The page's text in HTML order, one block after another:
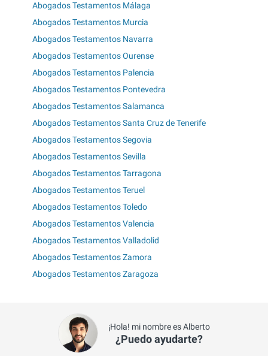
Abogados Testamentos Málaga
Abogados Testamentos Murcia
Abogados Testamentos Navarra
Abogados Testamentos Ourense
Abogados Testamentos Palencia
Abogados Testamentos Pontevedra
Abogados Testamentos Salamanca
Abogados Testamentos Santa Cruz de Tenerife
Abogados Testamentos Segovia
Abogados Testamentos Sevilla
Abogados Testamentos Tarragona
Abogados Testamentos Teruel
Abogados Testamentos Toledo
Abogados Testamentos Valencia
Abogados Testamentos Valladolid
Abogados Testamentos Zamora
Abogados Testamentos Zaragoza
¡Hola! mi nombre es Alberto
¿Puedo ayudarte?